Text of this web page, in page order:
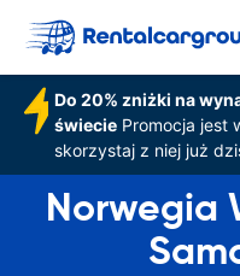
Do 20% zniżki na
świeciePromocja jest
skorzystaj z niej już
Norwegia